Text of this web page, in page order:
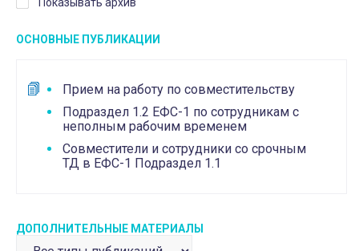
ОСНОВНЫЕ ПУБЛИКАЦИИ
Прием на работу по совместительству
Подраздел 1.2 ЕФС-1 по сотрудникам с
неполным рабочим временем
Совместители и сотрудники со срочным
ТД в ЕФС-1 Подраздел 1.1
ДОПОЛНИТЕЛЬНЫЕ МАТЕРИАЛЫ